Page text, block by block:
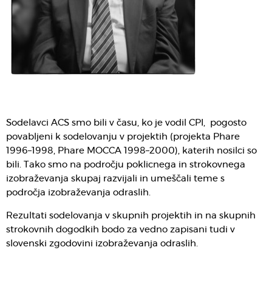
Sodelavci ACS smo bili v času, ko je vodil CPI, pogosto
povabljeni k sodelovanju v projektih (projekta Phare
1996–1998, Phare MOCCA 1998–2000), katerih nosilci so
bili. Tako smo na področju poklicnega in strokovnega
izobraževanja skupaj razvijali in umeščali teme s
področja izobraževanja odraslih.
Rezultati sodelovanja v skupnih projektih in na skupnih
strokovnih dogodkih bodo za vedno zapisani tudi v
slovenski zgodovini izobraževanja odraslih.